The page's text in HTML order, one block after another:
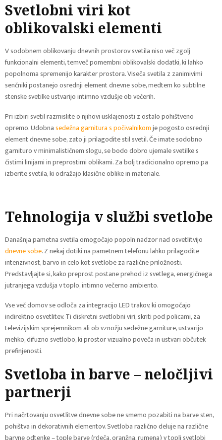
Svetlobni viri kot
oblikovalski elementi
V sodobnem oblikovanju dnevnih prostorov svetila niso več zgolj
funkcionalni elementi, temveč pomembni oblikovalski dodatki, ki lahko
popolnoma spremenijo karakter prostora. Viseča svetila z zanimivimi
senčniki postanejo osrednji element dnevne sobe, medtem ko subtilne
stenske svetilke ustvarijo intimno vzdušje ob večerih.
Pri izbiri svetil razmislite o njihovi usklajenosti z ostalo pohištveno
opremo. Udobnasedežna garnitura s počivalnikomje pogosto osrednji
element dnevne sobe, zato ji prilagodite stil svetil. Če imate sodobno
garnituro v minimalističnem slogu, se bodo dobro ujemale svetilke s
čistimi linijami in preprostimi oblikami. Za bolj tradicionalno opremo pa
izberite svetila, ki odražajo klasične oblike in materiale.
Tehnologija v službi svetlobe
Današnja pametna svetila omogočajo popoln nadzor nad osvetlitvijo
dnevne sobe. Z nekaj dotiki na pametnem telefonu lahko prilagodite
intenzivnost, barvo in celo kot svetlobe za različne priložnosti.
Predstavljajte si, kako preprost postane prehod iz svetlega, energičnega
jutranjega vzdušja v toplo, intimno večerno ambiento.
Vse več domov se odloča za integracijo LED trakov, ki omogočajo
indirektno osvetlitev. Ti diskretni svetlobni viri, skriti pod policami, za
televizijskim sprejemnikom ali ob vznožju sedežne garniture, ustvarijo
mehko, difuzno svetlobo, ki prostor vizualno poveča in ustvari občutek
prefinjenosti.
Svetloba in barve – neločljivi
partnerji
Pri načrtovanju osvetlitve dnevne sobe ne smemo pozabiti na barve sten,
pohištva in dekorativnih elementov. Svetloba različno deluje na različne